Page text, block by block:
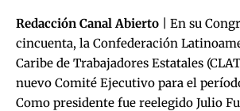
Redacción Canal Abierto
| En su
cincuenta, la Confederación
Caribe de Trabajadores Estatales
nuevo Comité Ejecutivo para el
Como presidente fue reelegido Julio